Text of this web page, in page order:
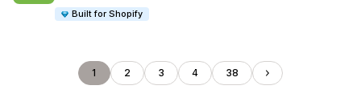
Built for Shopify
1 2 3 4 38